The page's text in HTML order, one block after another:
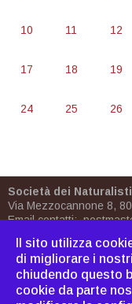
10 11 12
17 18 19
24 25 26
Società dei
Via Mezzocannone 8,
Email contatti:
PEC
siamo| Bornh |
Il sito utilizza
di migliorare i
chiudendo questo
cookie da parte